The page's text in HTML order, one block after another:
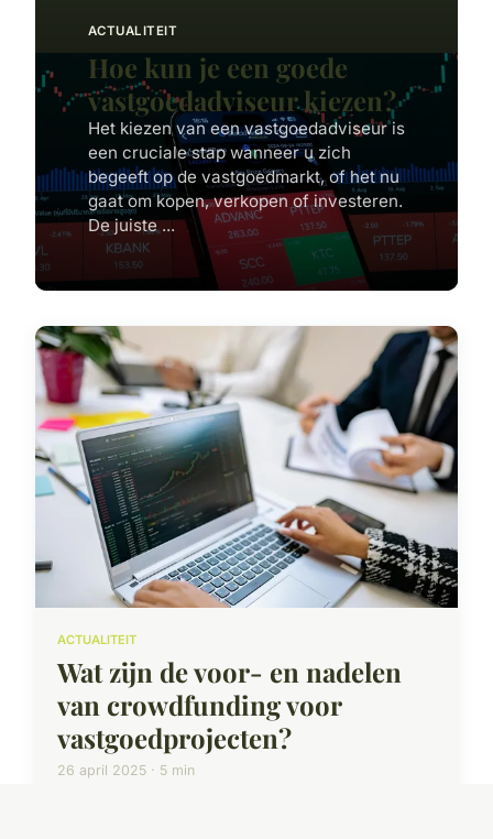
ACTUALITEIT
Hoe kun je een goede
vastgoedadviseur kiezen?
Het kiezen van een vastgoedadviseur is
een cruciale stap wanneer u zich
begeeft op de vastgoedmarkt, of het nu
gaat om kopen, verkopen of investeren.
De juiste ...
ACTUALITEIT
Wat zijn de voor- en nadelen
van crowdfunding voor
vastgoedprojecten?
26 april 2025 · 5 min